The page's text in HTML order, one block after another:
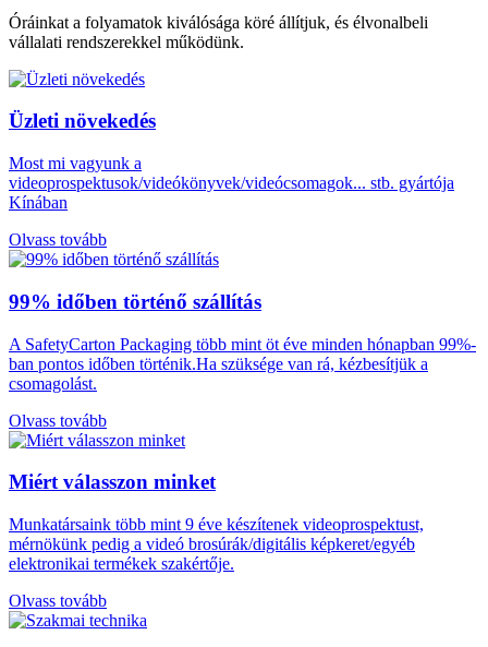
Óráinkat a folyamatok kiválósága köré állítjuk, és élvonalbeli
vállalati rendszerekkel működünk.
Üzleti növekedés
Most mi vagyunk a
videoprospektusok/videókönyvek/videócsomagok... stb. gyártója
Kínában
Olvass tovább
99% időben történő szállítás
A SafetyCarton Packaging több mint öt éve minden hónapban 99%-
ban pontos időben történik.Ha szüksége van rá, kézbesítjük a
csomagolást.
Olvass tovább
Miért válasszon minket
Munkatársaink több mint 9 éve készítenek videoprospektust,
mérnökünk pedig a videó brosúrák/digitális képkeret/egyéb
elektronikai termékek szakértője.
Olvass tovább